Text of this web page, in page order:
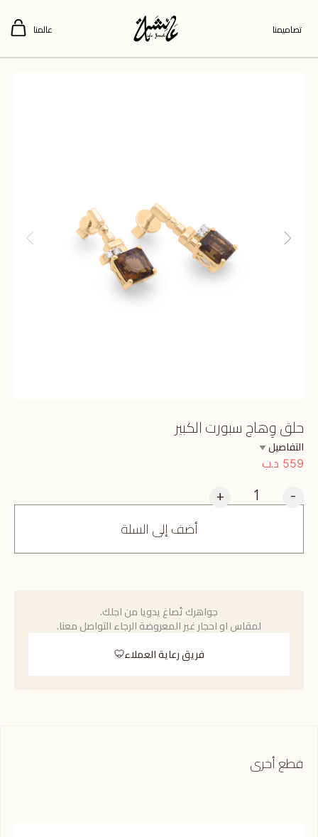
تصاميمنا عالمنا
حلق وِهاج سبورت الكبير
التفاصيل
559 د.ب
-
+
أضف إلى السلة
جواهرك تُصاغ يدويا من اجلك.
لمقاس او احجار غير المعروضة الرجاء التواصل معنا.
فريق رعاية العملاء
قطع أخرى